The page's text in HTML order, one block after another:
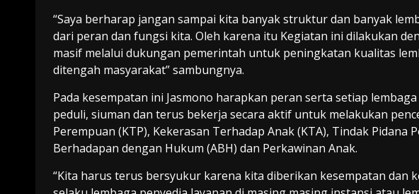
“Saya berharap jangan sampai kita banyak struktur dan banyak
dari peran dan fungsi kita. Oleh karena itu Kegiatan ini dilakukan
masif melalui dukungan pemerintah untuk peningkatan kualitas
ditengah masyarakat” sambungnya.
Pada kesempatan ini Jasmono harapkan peran serta setiap
peduli, siuman dan terus bekerja secara aktif untuk melakukan
Perempuan (KTP), Kekerasan Terhadap Anak (KTA), Tindak Pidana
Berhadapan dengan Hukum (ABH) dan Perkawinan Anak.
“Kita harus terus bersyukur karena kita diberikan kesempatan dan